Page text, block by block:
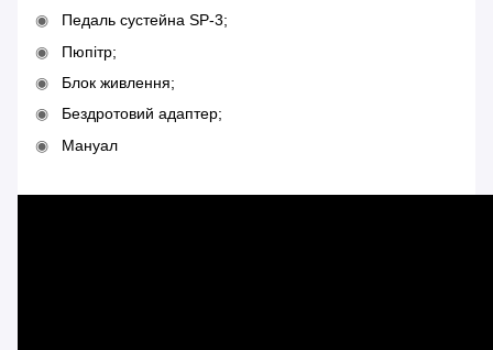
Педаль сустейна SP-3;
Пюпітр;
Блок живлення;
Бездротовий адаптер;
Мануал